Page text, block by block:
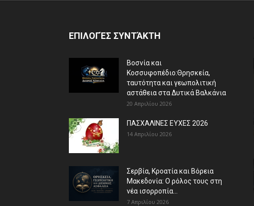
ΕΠΙΛΟΓΈΣ ΣΥΝΤΆΚΤΗ
Βοσνία και
Κοσσυφοπέδιο:Θρησκεία,
ταυτότητα και γεωπολιτική
αστάθεια στα Δυτικά Βαλκάνια
20 Απριλίου 2026
ΠΑΣΧΑΛΙΝΕΣ ΕΥΧΕΣ 2026
14 Απριλίου 2026
Σερβία, Κροατία και Βόρεια
Μακεδονία: Ο ρόλος τους στη
νέα ισορροπία...
7 Απριλίου 2026